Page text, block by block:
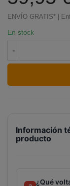
ENVÍO GRATIS* |
En stock
-
Información
producto
¿Qué
Terminal de